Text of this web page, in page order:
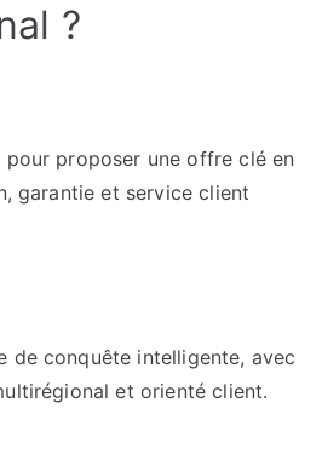
?
pour proposer une offre clé en
garantie et service client
de conquête intelligente, avec
et orienté client.